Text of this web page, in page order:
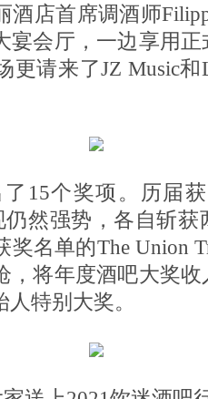
酒店首席调酒师
宴会厅，一边享用
更请来了JZ Music和
15个奖项。历届
仍然强势，各自斩
名单的The Union
，将年度酒吧大奖
特别大奖。